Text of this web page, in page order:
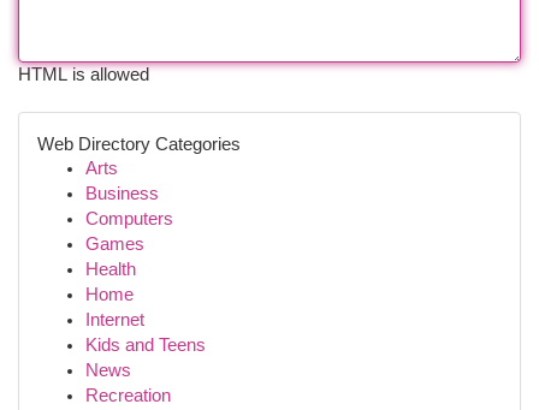
HTML is allowed
Web Directory Categories
Arts
Business
Computers
Games
Health
Home
Internet
Kids and Teens
News
Recreation